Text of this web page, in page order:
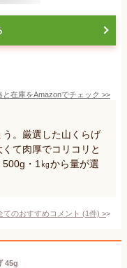
と在庫をAmazonでチェック >>
。厳選した山くらげ
て肉厚でコリコリと
・1㎏から量が選
てのおすすめコメント (1件) >
45g